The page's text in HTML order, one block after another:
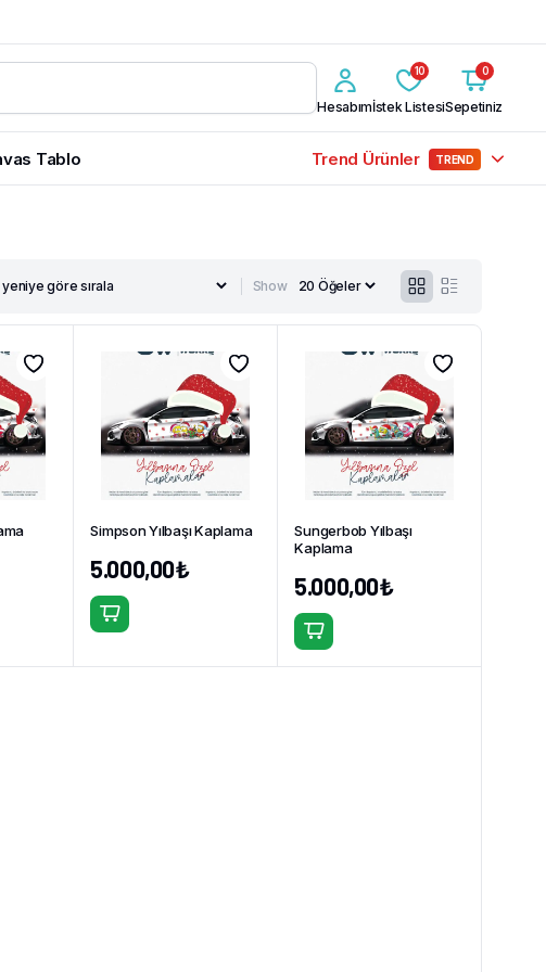
Hesabım
10
İstek Listesi
0
Sepetiniz
Tablo Trend Ürünler TREND
Show
Simpson Yılbaşı Kaplama
5.000,00₺
Sungerbob Yılbaşı
Kaplama
5.000,00₺